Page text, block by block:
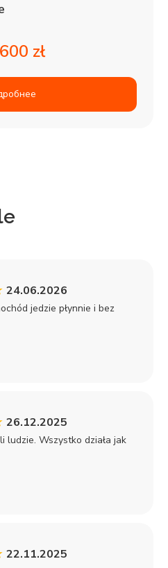
zł
24.06.2026
jedzie płynnie i bez
26.12.2025
ludzie. Wszystko działa jak
22.11.2025